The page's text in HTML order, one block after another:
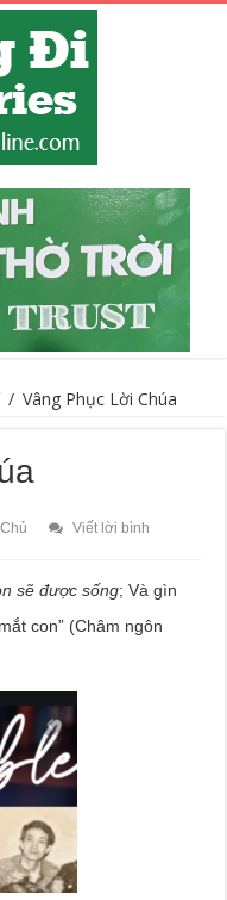
/ Vâng Phục Lời Chúa
Viết lời bình
sẽ được sống; Và gìn
con” (Châm ngôn